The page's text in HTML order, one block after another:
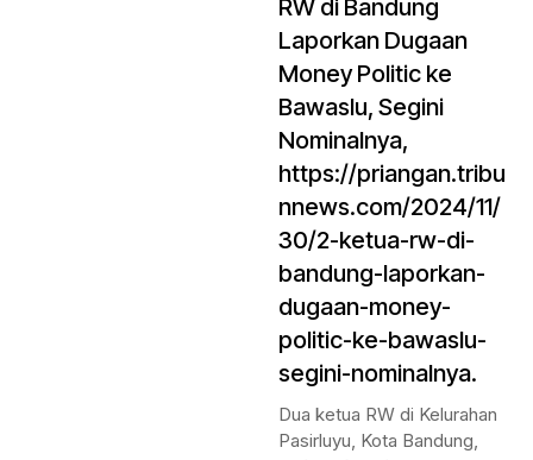
RW di Bandung
Laporkan Dugaan
Money Politic ke
Bawaslu, Segini
Nominalnya,
https://priangan.tribu
nnews.com/2024/11/
30/2-ketua-rw-di-
bandung-laporkan-
dugaan-money-
politic-ke-bawaslu-
segini-nominalnya.
Dua ketua RW di Kelurahan
Pasirluyu, Kota Bandung,